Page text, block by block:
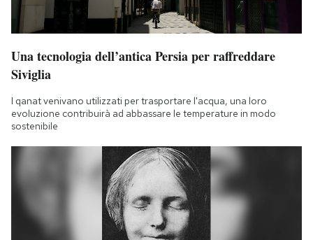
Una tecnologia dell’antica Persia per raffreddare
Siviglia
I qanat venivano utilizzati per trasportare l'acqua, una loro
evoluzione contribuirà ad abbassare le temperature in modo
sostenibile